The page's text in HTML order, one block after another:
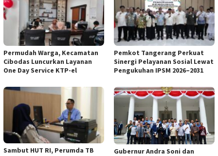
Permudah Warga, Kecamatan
Cibodas Luncurkan Layanan
One Day Service KTP-el
Pemkot Tangerang Perkuat
Sinergi Pelayanan Sosial Lewat
Pengukuhan IPSM 2026–2031
Sambut HUT RI, Perumda TB
Gubernur Andra Soni dan